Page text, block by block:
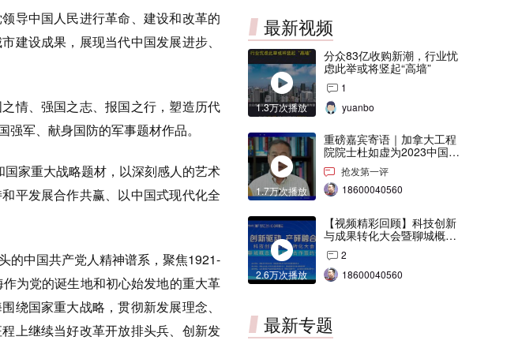
导中国人民进行革命、建设和改革的
建设成果，展现当代中国发展进步、
情、强国之志、报国之行，塑造历代
军、献身国防的军事题材作品。
国家重大战略题材，以深刻感人的艺术
平发展合作共赢、以中国式现代化全
的中国共产党人精神谱系，聚焦1921-
为党的诞生地和初心始发地的重大革
绕国家重大战略，贯彻新发展理念、
上继续当好改革开放排头兵、创新发
最新视频
1.3万次播放
分众83亿收购新潮，行业忧
虑此举或将竖起“高墙”
1
yuanbo
1.7万次播放
重磅嘉宾寄语｜加拿大工程
院院士杜如虚为2023中国创
交会打Call！
抢发第一评
18600040560
2.6万次播放
【视频精彩回顾】科技创新
与成果转化大会暨聊城概念
验证中心合作签约仪式
2
18600040560
最新专题